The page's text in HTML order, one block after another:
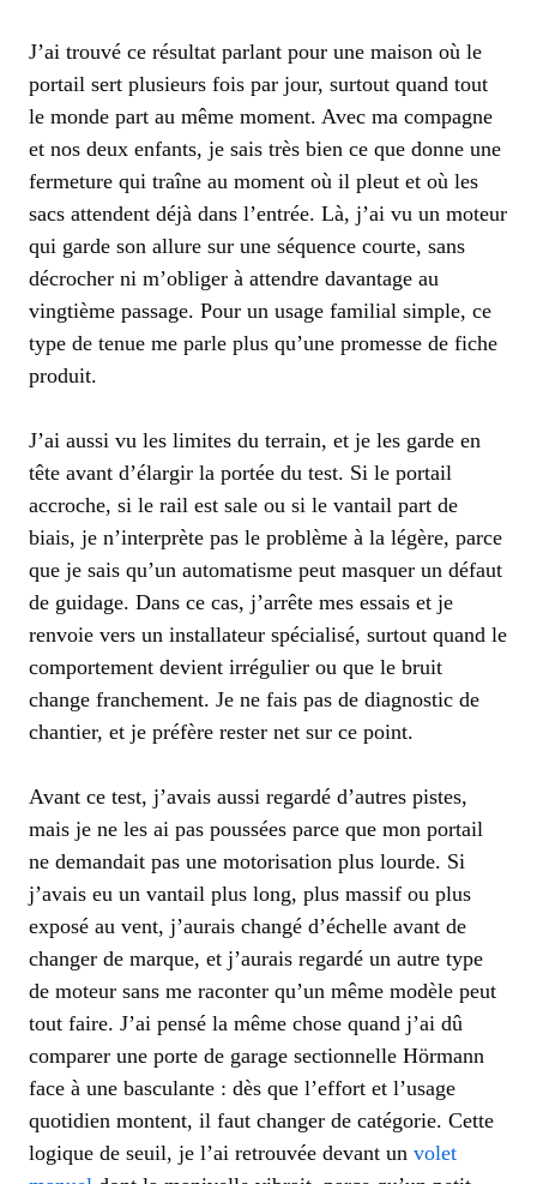
J’ai trouvé ce résultat parlant pour une maison où le
portail sert plusieurs fois par jour, surtout quand tout
le monde part au même moment. Avec ma compagne
et nos deux enfants, je sais très bien ce que donne une
fermeture qui traîne au moment où il pleut et où les
sacs attendent déjà dans l’entrée. Là, j’ai vu un moteur
qui garde son allure sur une séquence courte, sans
décrocher ni m’obliger à attendre davantage au
vingtième passage. Pour un usage familial simple, ce
type de tenue me parle plus qu’une promesse de fiche
produit.
J’ai aussi vu les limites du terrain, et je les garde en
tête avant d’élargir la portée du test. Si le portail
accroche, si le rail est sale ou si le vantail part de
biais, je n’interprète pas le problème à la légère, parce
que je sais qu’un automatisme peut masquer un défaut
de guidage. Dans ce cas, j’arrête mes essais et je
renvoie vers un installateur spécialisé, surtout quand le
comportement devient irrégulier ou que le bruit
change franchement. Je ne fais pas de diagnostic de
chantier, et je préfère rester net sur ce point.
Avant ce test, j’avais aussi regardé d’autres pistes,
mais je ne les ai pas poussées parce que mon portail
ne demandait pas une motorisation plus lourde. Si
j’avais eu un vantail plus long, plus massif ou plus
exposé au vent, j’aurais changé d’échelle avant de
changer de marque, et j’aurais regardé un autre type
de moteur sans me raconter qu’un même modèle peut
tout faire. J’ai pensé la même chose quand j’ai dû
comparer une porte de garage sectionnelle Hörmann
face à une basculante : dès que l’effort et l’usage
quotidien montent, il faut changer de catégorie. Cette
logique de seuil, je l’ai retrouvée devant un volet